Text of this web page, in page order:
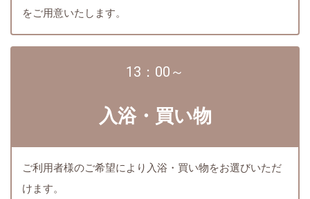
をご用意いたします。
13：00～
入浴・買い物
ご利用者様のご希望により入浴・買い物をお選びいただ
けます。